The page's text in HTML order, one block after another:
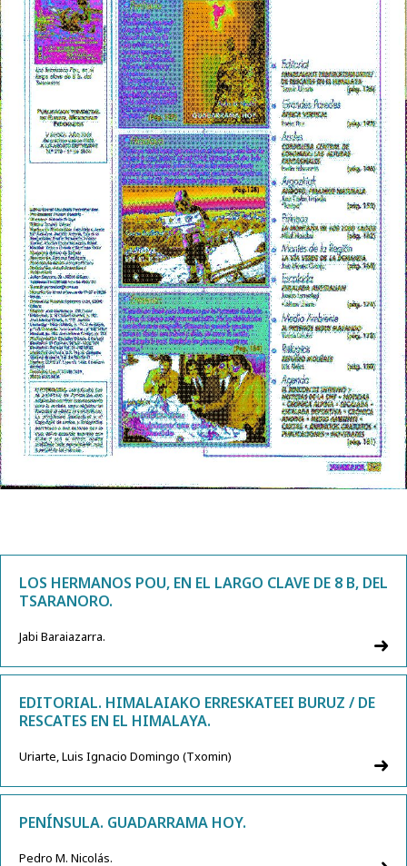
LOS HERMANOS POU, EN EL LARGO CLAVE DE 8 B, DEL
TSARANORO.
Jabi Baraiazarra.
EDITORIAL. HIMALAIAKO ERRESKATEEI BURUZ / DE
RESCATES EN EL HIMALAYA.
Uriarte, Luis Ignacio Domingo (Txomin)
PENÍNSULA. GUADARRAMA HOY.
Pedro M. Nicolás.